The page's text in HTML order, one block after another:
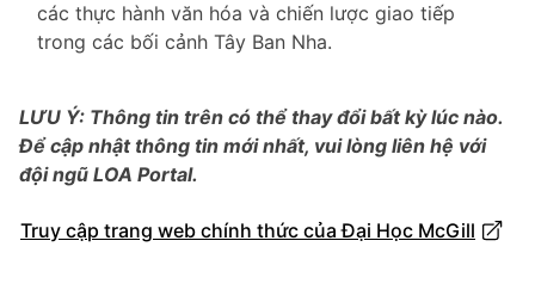
các thực hành văn hóa và chiến lược giao tiếp
trong các bối cảnh Tây Ban Nha.
LƯU Ý: Thông tin trên có thể thay đổi bất kỳ lúc nào.
Để cập nhật thông tin mới nhất, vui lòng liên hệ với
đội ngũ LOA Portal.
Truy cập trang web chính thức của Đại Học McGill